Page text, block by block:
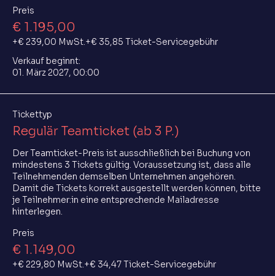
Preis
€ 1.195,00
+€ 239,00 MwSt.+€ 35,85 Ticket-Servicegebühr
Verkauf beginnt:
01. März 2027, 00:00
Tickettyp
Regulär Teamticket (ab 3 P.)
Der Teamticket-Preis ist ausschließlich bei Buchung von
mindestens 3 Tickets gültig. Voraussetzung ist, dass alle
Teilnehmenden demselben Unternehmen angehören.
Damit die Tickets korrekt ausgestellt werden können, bitte
je Teilnehmer:in eine entsprechende Mailadresse
hinterlegen.
Preis
€ 1.149,00
+€ 229,80 MwSt.+€ 34,47 Ticket-Servicegebühr